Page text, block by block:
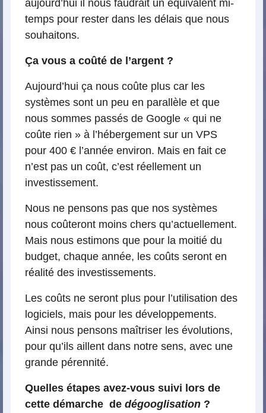
aujourd’hui il nous faudrait un équivalent mi-
temps pour rester dans les délais que nous
souhaitons.
Ça vous a coûté de l’argent ?
Aujourd’hui ça nous coûte plus car les
systèmes sont un peu en parallèle et que
nous sommes passés de Google « qui ne
coûte rien » à l’hébergement sur un VPS
pour 400 € l’année environ. Mais en fait ce
n’est pas un coût, c’est réellement un
investissement.
Nous ne pensons pas que nos systèmes
nous coûteront moins chers qu’actuellement.
Mais nous estimons que pour la moitié du
budget, chaque année, les coûts seront en
réalité des investissements.
Les coûts ne seront plus pour l’utilisation des
logiciels, mais pour les développements.
Ainsi nous pensons maîtriser les évolutions,
pour qu’ils aillent dans notre sens, avec une
grande pérennité.
Quelles étapes avez-vous suivi lors de
cette démarche de dégooglisation ?